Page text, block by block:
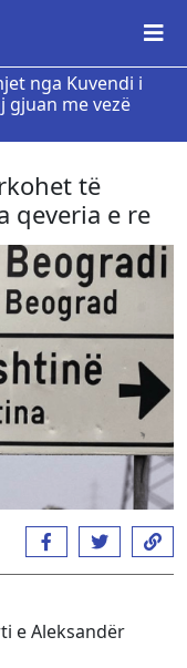
nga Kuvendi i
gjuan me vezë
të
qeveria e re
e Aleksandër